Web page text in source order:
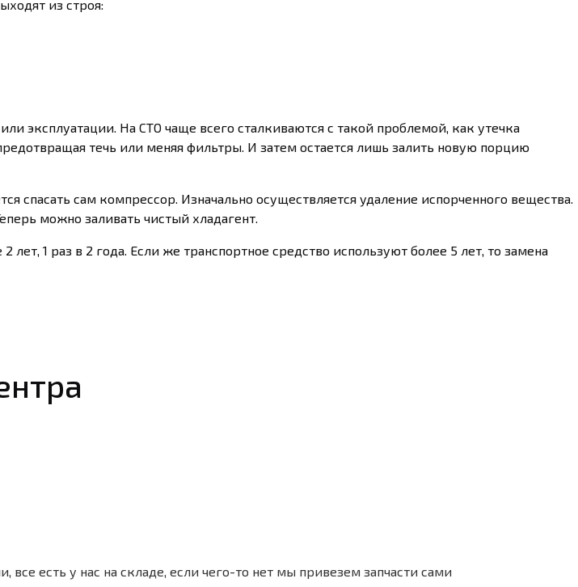
из строя:
эксплуатации. На СТО чаще всего сталкиваются с такой проблемой, как утечка
течь или меняя фильтры. И затем остается лишь залить новую порцию
спасать сам компрессор. Изначально осуществляется удаление испорченного вещества.
можно заливать чистый хладагент.
1 раз в 2 года. Если же транспортное средство используют более 5 лет, то замена
есть у нас на складе, если чего-то нет мы привезем запчасти сами